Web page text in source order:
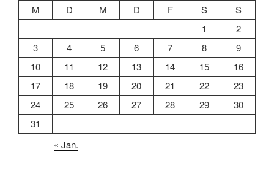
M
D M D F S
S
1
2
3
4 5 6 7 8
9
10
11 12 13 14 15
16
17
18 19 20 21 22
23
24
25 26 27 28 29
30
31
« Jan.